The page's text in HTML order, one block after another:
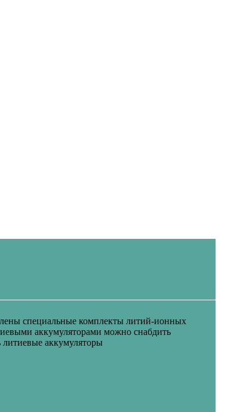
специальные комплекты литий-ионных
аккумуляторами можно снабдить
аккумуляторы